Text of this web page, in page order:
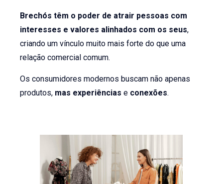
Brechós têm o poder de atrair pessoas com
interesses e valores alinhados com os seus,
criando um vínculo muito mais forte do que uma
relação comercial comum.
Os consumidores modernos buscam não apenas
produtos, mas experiências e conexões.